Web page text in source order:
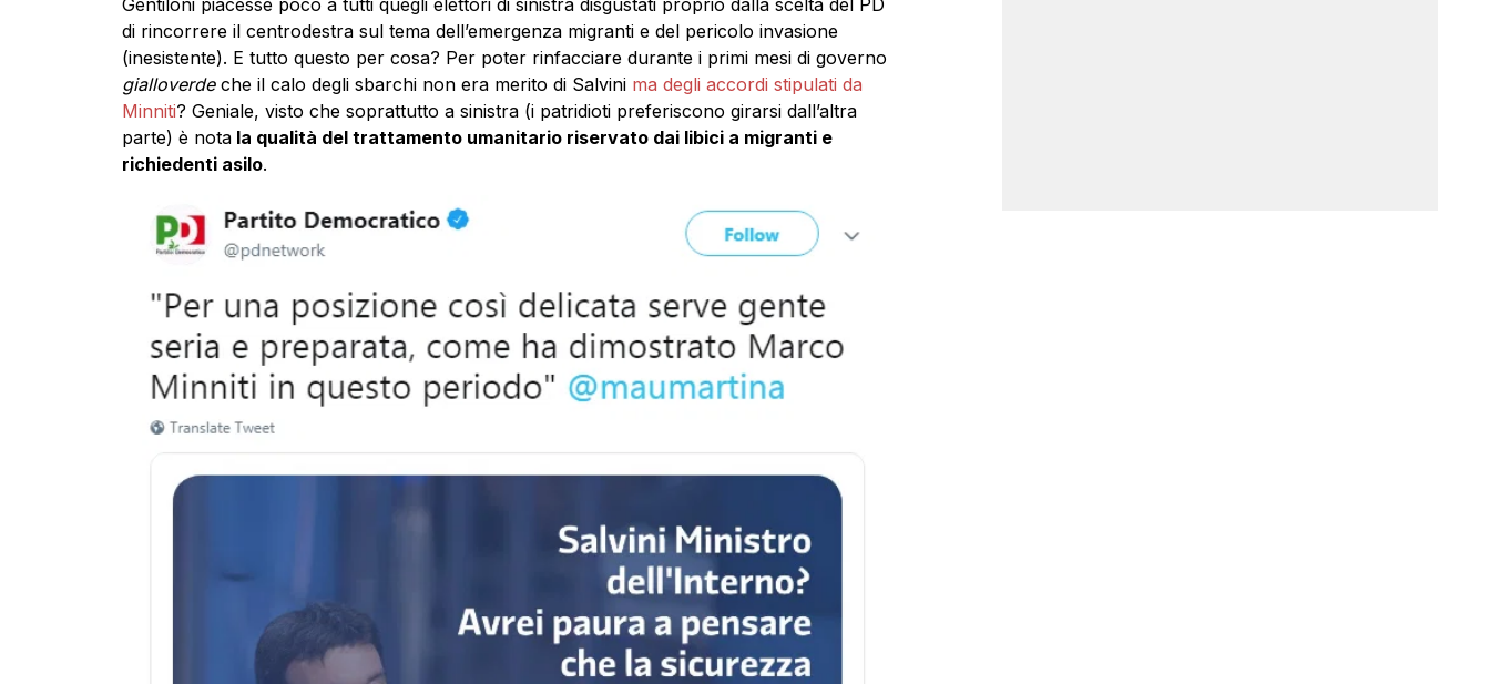
Gentiloni piacesse poco a tutti quegli elettori di sinistra disgustati proprio dalla scelta del PD
di rincorrere il centrodestra sul tema dell’emergenza migranti e del pericolo invasione
(inesistente). E tutto questo per cosa? Per poter rinfacciare durante i primi mesi di governo
gialloverdeche il calo degli sbarchi non era merito di Salvini ma degli accordi stipulati da
Minniti? Geniale, visto che soprattutto a sinistra (i patridioti preferiscono girarsi dall’altra
parte) è notala qualità del trattamento umanitario riservato dai libici a migranti e
richiedenti asilo.